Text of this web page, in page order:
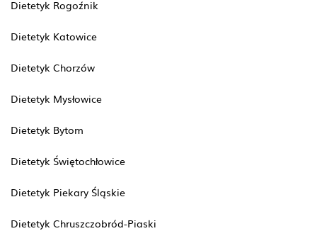
Dietetyk Rogoźnik
Dietetyk Katowice
Dietetyk Chorzów
Dietetyk Mysłowice
Dietetyk Bytom
Dietetyk Świętochłowice
Dietetyk Piekary Śląskie
Dietetyk Chruszczobród-Piaski